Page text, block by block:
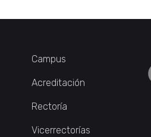
Campus
Acreditación
Rectoría
Vicerrectorías